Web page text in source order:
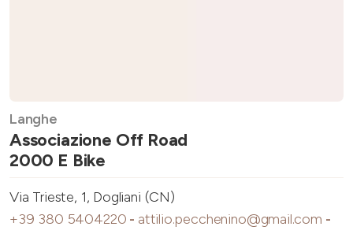
Langhe
Associazione Off Road
2000 E Bike
Via Trieste, 1, Dogliani (CN)
+39 380 5404220 - attilio.pecchenino@gmail.com -